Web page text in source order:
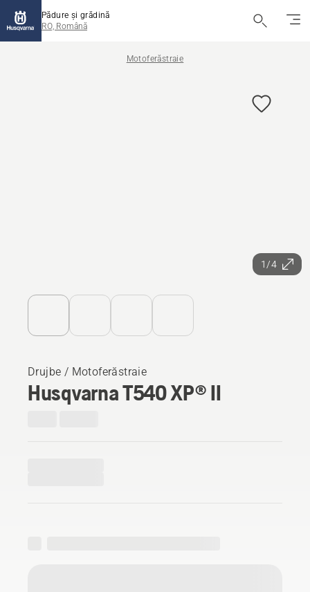
Pădure și grădină
RO, Română
Motoferăstraie
1/4
Drujbe / Motoferăstraie
Husqvarna T540 XP® II